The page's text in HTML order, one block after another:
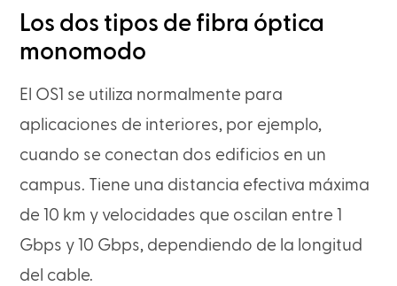
Los dos tipos de fibra óptica
monomodo
El OS1 se utiliza normalmente para
aplicaciones de interiores, por ejemplo,
cuando se conectan dos edificios en un
campus. Tiene una distancia efectiva máxima
de 10 km y velocidades que oscilan entre 1
Gbps y 10 Gbps, dependiendo de la longitud
del cable.